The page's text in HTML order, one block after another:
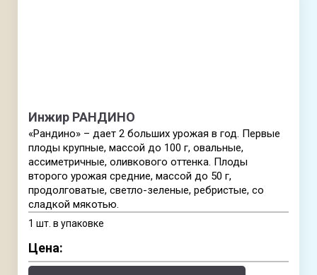
Инжир РАНДИНО
«Рандино» – дает 2 больших урожая в год. Первые
плоды крупные, массой до 100 г, овальные,
ассиметричные, оливкового оттенка. Плоды
второго урожая средние, массой до 50 г,
продолговатые, светло-зеленые, ребристые, со
сладкой мякотью.
1 шт. в упаковке
Цена: